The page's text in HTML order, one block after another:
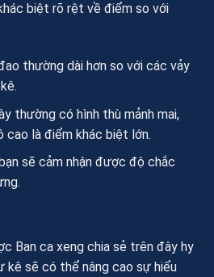
biệt rõ rệt về điểm so với
thường dài hơn so với các vảy
thường có hình thù mảnh mai,
cao là điểm khác biệt lớn.
sẽ cảm nhận được độ chắc
Ban ca xeng chia sẻ trên đây hy
kê sẽ có thể nâng cao sự hiểu